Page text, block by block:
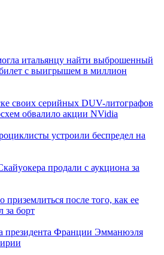
итальянцу найти выброшенный
с выигрышем в миллион
своих серийных DUV-литографов
обвалило акции NVidia
устроили беспредел на
продали с аукциона за
после того, как ее
за борт
Франции Эмманюэля